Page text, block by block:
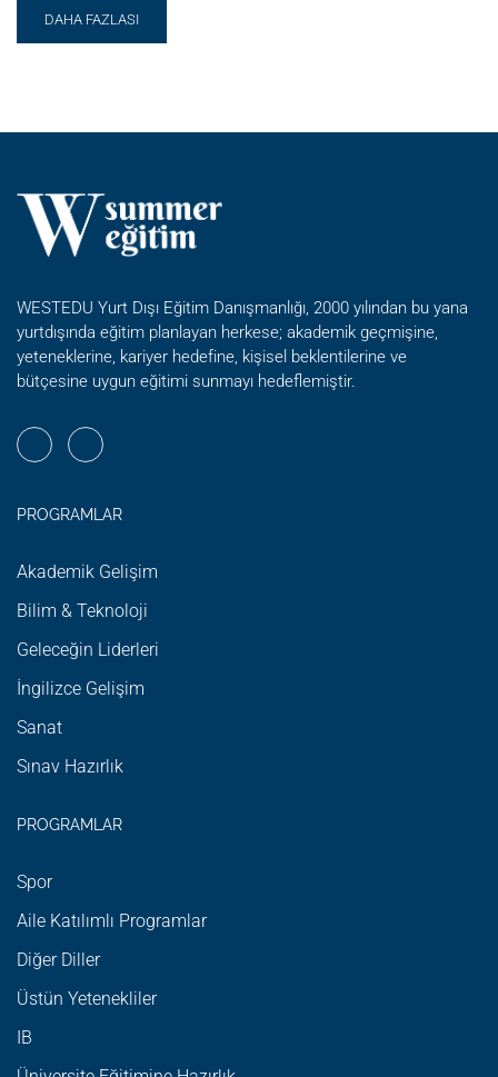
READ
MORE
SELFIE
DAHA FAZLASI
WESTEDU Yurt Dışı Eğitim Danışmanlığı, 2000 yılından bu yana
yurtdışında eğitim planlayan herkese; akademik geçmişine,
yeteneklerine, kariyer hedefine, kişisel beklentilerine ve
bütçesine uygun eğitimi sunmayı hedeflemiştir.
PROGRAMLAR
Akademik Gelişim
Bilim & Teknoloji
Geleceğin Liderleri
İngilizce Gelişim
Sanat
Sınav Hazırlık
PROGRAMLAR
Spor
Aile Katılımlı Programlar
Diğer Diller
Üstün Yetenekliler
IB